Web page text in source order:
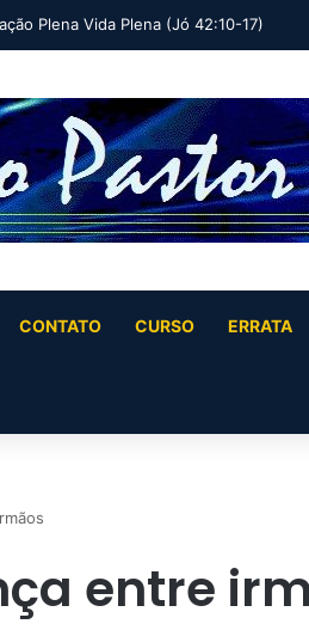
um ciclo (Jó 42:7-9)
CONTATO CURSO ERRATA
entre